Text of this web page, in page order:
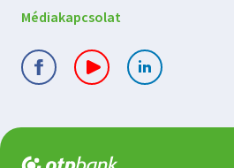
Médiakapcsolat